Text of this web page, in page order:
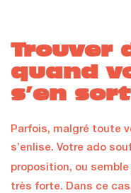
Trouver
quand
s’en
Parfois, malgré toute
s’enlise. Votre ado
proposition, ou semble
très forte. Dans ce